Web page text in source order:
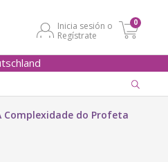
Inicia sesión o
Regístrate
0
Complexidade do Profeta